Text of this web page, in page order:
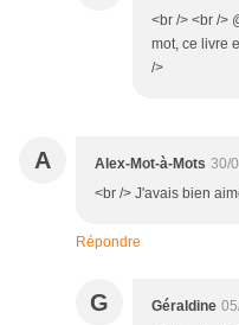
<br /> <br />
mot, ce livre
/>
A Alex-Mot-à-Mots 30/
<br /> J'avais bien
Répondre
G Géraldine